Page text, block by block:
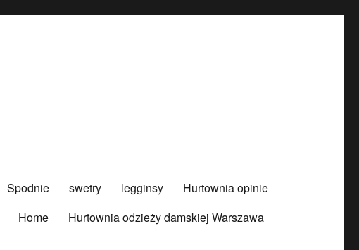
Spodnie swetry legginsy
Hurtownia opinie
Home
Hurtownia odzieży damskiej Warszawa